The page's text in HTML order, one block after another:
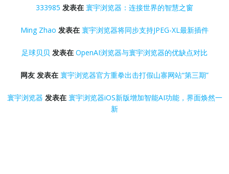
333985 发表在 寰宇浏览器：连接世界的智慧之窗
Ming Zhao 发表在 寰宇浏览器将同步支持JPEG-XL最新插件
足球贝贝 发表在 OpenAI浏览器与寰宇浏览器的优缺点对比
网友 发表在 寰宇浏览器官方重拳出击打假山寨网站“第三期”
寰宇浏览器 发表在 寰宇浏览器iOS新版增加智能AI功能，界面焕然一
新